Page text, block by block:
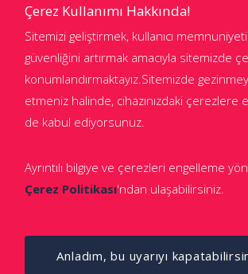
Çerez Kullanımı Hakkında!
Sitemizi geliştirmek, kullanıcı
güvenliğini artırmak amacıyla sitemizde
konumlandırmaktayız.Sitemizde
etmeniz halinde, cihazınızdaki çerezlere
de kabul ediyorsunuz.
Ayrıntılı bilgiye ve çerezleri engelleme
Çerez Politikası'ndan ulaşabilirsiniz.
Anladım, bu uyarıyı
Anaokulu
İlkokul
Ortaokul
© 2021 Final Okulları. Tüm hakları saklıdır.